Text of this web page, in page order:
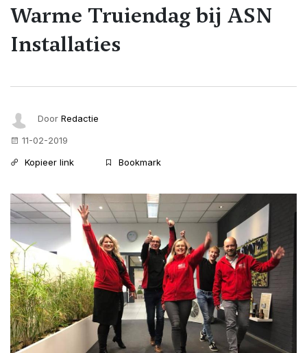
Warme Truiendag bij ASN
Installaties
Door Redactie
11-02-2019
Kopieer link
Bookmark